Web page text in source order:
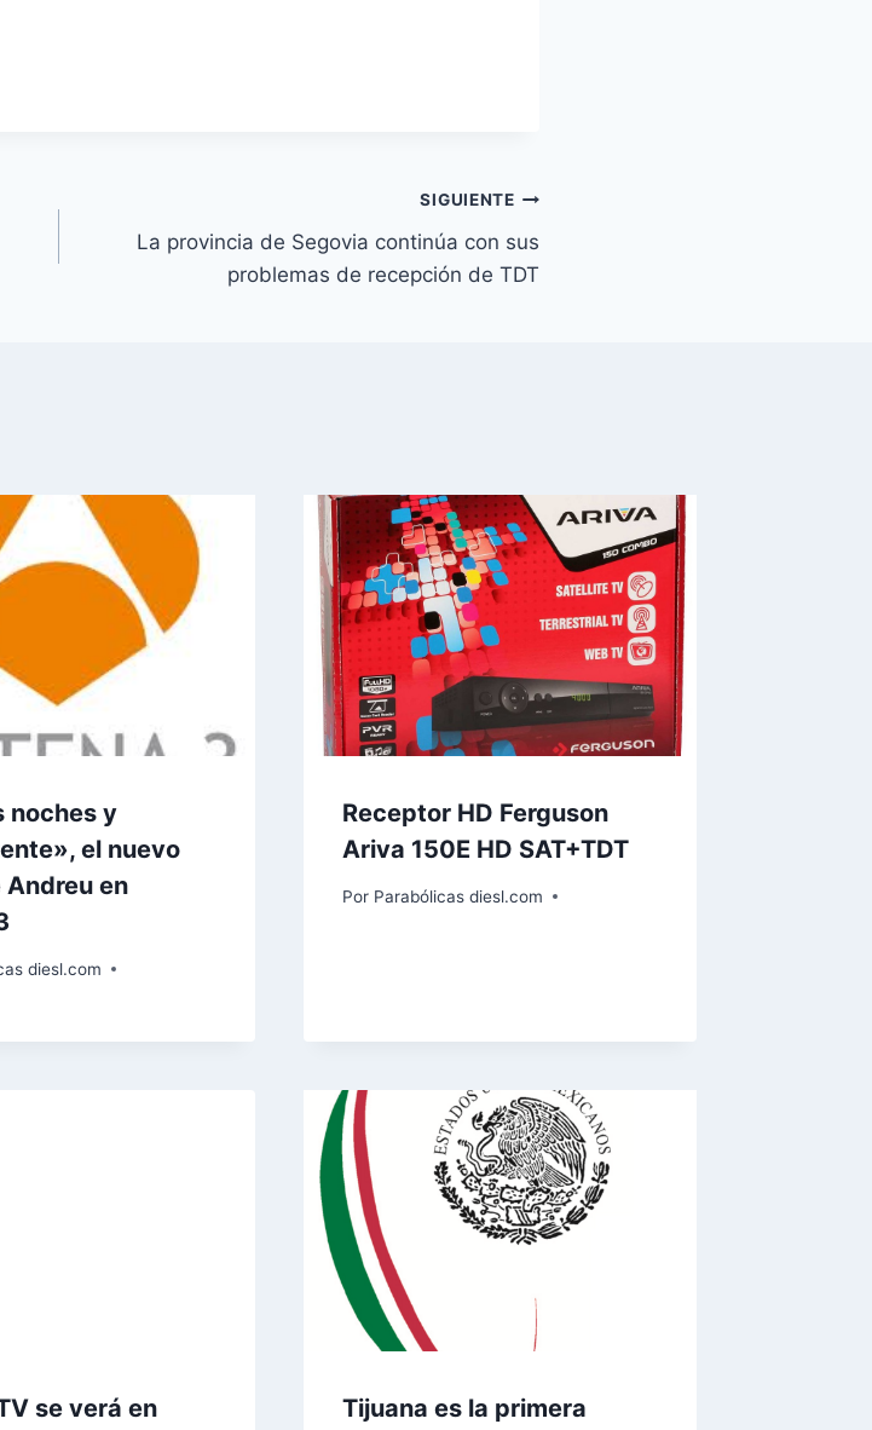
SIGUIENTE
La provincia de Segovia continúa con sus
problemas de recepción de TDT
noches y
el nuevo
Andreu en
diesl.com
Receptor HD Ferguson
Ariva 150E HD SAT+TDT
Por Parabólicas diesl.com
se verá en Tijuana es la primera